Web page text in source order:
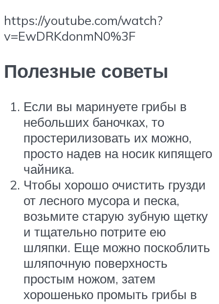
https://youtube.com/watch?
v=EwDRKdonmN0%3F
Полезные советы
Если вы маринуете грибы в
небольших баночках, то
простерилизовать их можно,
просто надев на носик кипящего
чайника.
Чтобы хорошо очистить грузди
от лесного мусора и песка,
возьмите старую зубную щетку
и тщательно потрите ею
шляпки. Еще можно поскоблить
шляпочную поверхность
простым ножом, затем
хорошенько промыть грибы в